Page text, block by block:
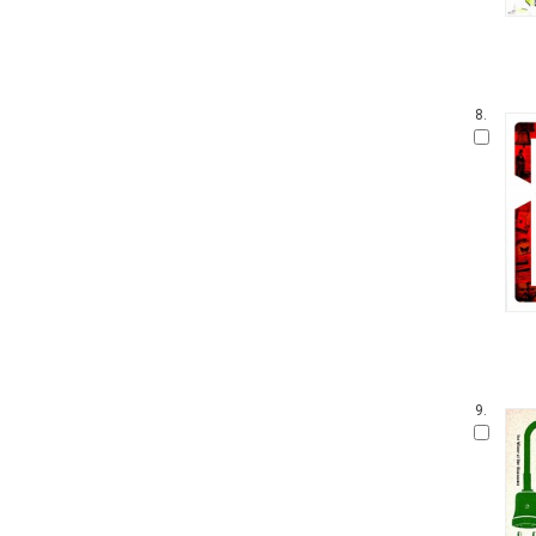
8.
9.